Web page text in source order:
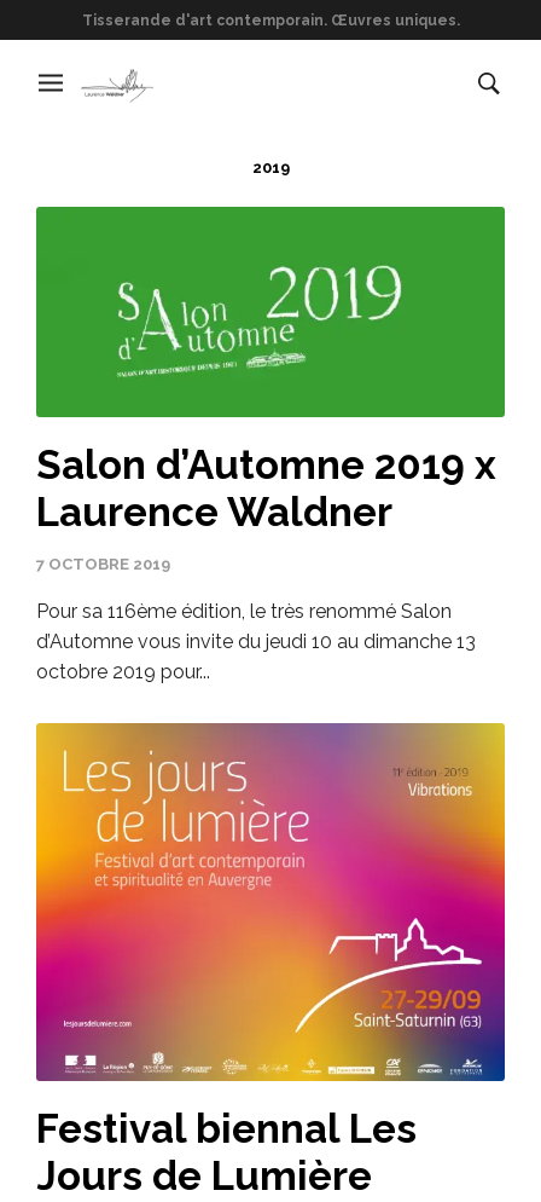
Tisserande d'art contemporain. Œuvres uniques.
2019
Salon d’Automne 2019 x
Laurence Waldner
7 OCTOBRE 2019
Pour sa 116ème édition, le très renommé Salon
d’Automne vous invite du jeudi 10 au dimanche 13
octobre 2019 pour...
Festival biennal Les
Jours de Lumière